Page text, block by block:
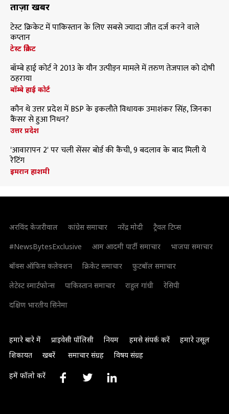
ताज़ा खबरें
टेस्ट क्रिकेट में पाकिस्तान के लिए सबसे ज्यादा जीत दर्ज करने वाले
कप्तान
टेस्ट क्रिकेट
बॉम्बे हाई कोर्ट ने 2013 के यौन उत्पीड़न मामले में तरुण तेजपाल को दोषी
ठहराया
बॉम्बे हाई कोर्ट
कौन थे उत्तर प्रदेश में BSP के इकलौते विधायक उमाशंकर सिंह, जिनका
कैंसर से हुआ निधन?
उत्तर प्रदेश
'आवारापन 2' पर चली सेंसर बोर्ड की कैंची, 9 बदलाव के बाद मिली ये
रेटिंग
इमरान हाशमी
अरविंद केजरीवाल कांग्रेस समाचार नरेंद्र मोदी
ट्रैवल टिप्स
#NewsBytesExclusive
आम आदमी पार्टी समाचार
भाजपा समाचार
बॉक्स ऑफिस कलेक्शन
क्रिकेट समाचार
फुटबॉल समाचार
लेटेस्ट स्मार्टफोन्स
पाकिस्तान समाचार राहुल गांधी
रेसिपी
दक्षिण भारतीय सिनेमा
हमारे बारे में प्राइवेसी पॉलिसी नियम हमसे संपर्क करें
हमारे उसूल
शिकायत
खबरें समाचार संग्रह विषय संग्रह
हमें फॉलो करें